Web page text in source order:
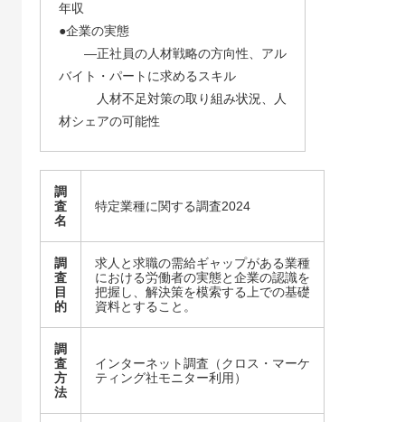
年収
●企業の実態
―正社員の人材戦略の方向性、アル
バイト・パートに求めるスキル
人材不足対策の取り組み状況、人
材シェアの可能性
調
査
名
特定業種に関する調査2024
調
査
目
的
求人と求職の需給ギャップがある業種
における労働者の実態と企業の認識を
把握し、​​解決策を模索する上での基礎
資料とすること。​​
調
査
方
法
インターネット調査（クロス・マーケ
ティング社モニター利用）